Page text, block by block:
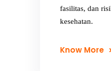
fasilitas, dan
kesehatan.
Know More